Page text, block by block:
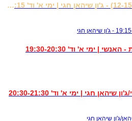
2026 קראטה מתקדם נוער (12-15) - ג'ון שיהאן חגי | ימי א' וד' 19:15-20:15